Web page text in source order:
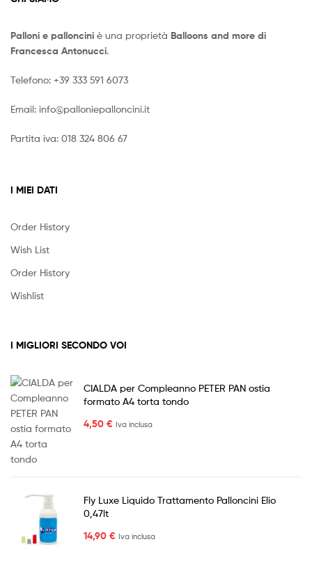
Palloni e palloncini è una proprietà Balloons and more di
Francesca Antonucci.
Telefono: +39 333 591 6073
Email: info@palloniepalloncini.it
Partita iva: 018 324 806 67
I MIEI DATI
Order History
Wish List
Order History
Wishlist
I MIGLIORI SECONDO VOI
CIALDA per Compleanno PETER PAN ostia
formato A4 torta tondo
4,50 € Iva inclusa
Fly Luxe Liquido Trattamento Palloncini Elio
0,47lt
14,90 € Iva inclusa